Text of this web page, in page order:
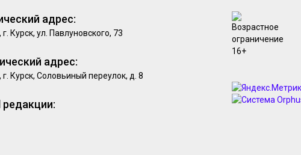
адрес:
Курск, ул. Павлуновского, 73
адрес:
г. Курск, Соловьиный переулок, д. 8
редакции: